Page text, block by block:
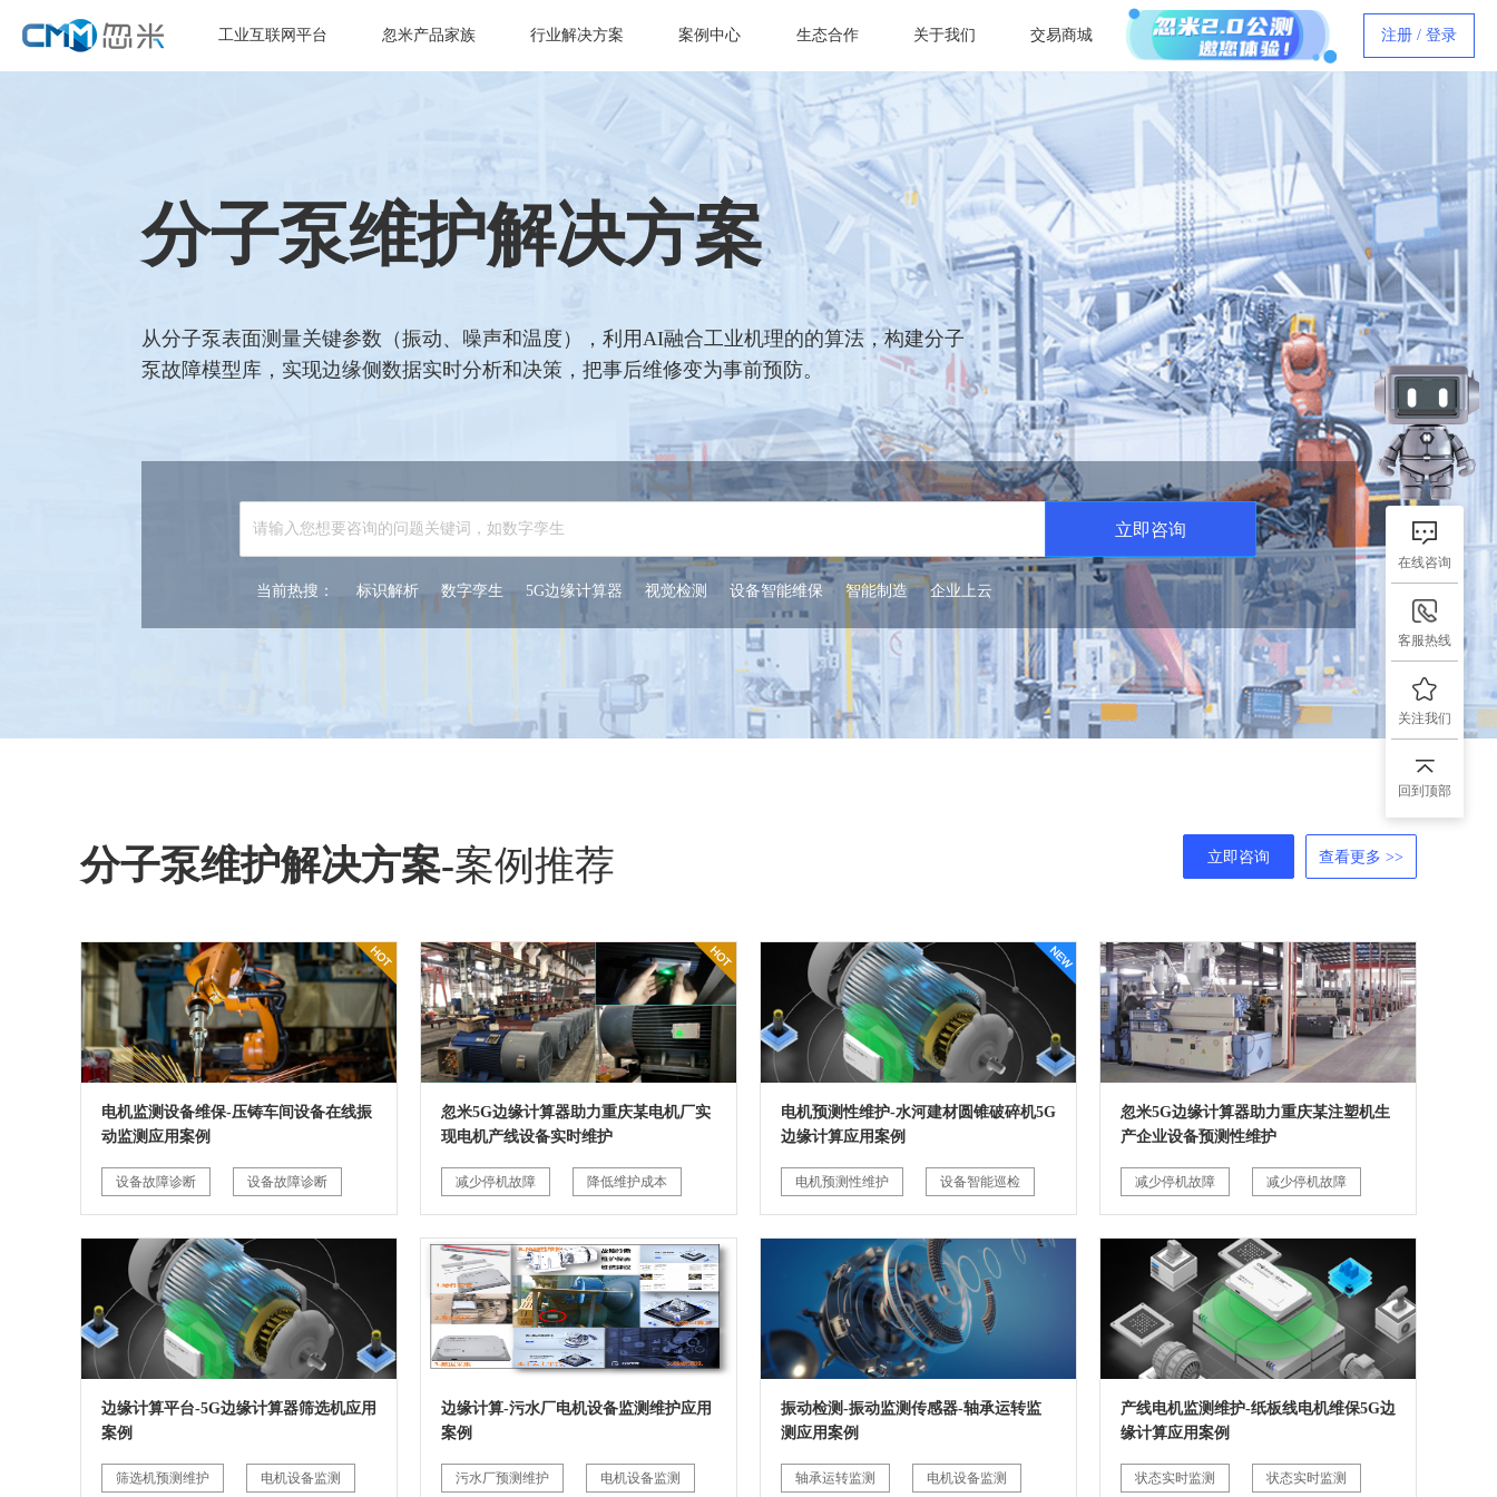
工业互联网平台 忽米产品家族 行业解决方案 案例中心 生态合作 关于我们 交易商城 注册 / 登录
分子泵维护解决方案
从分子泵表面测量关键参数（振动、噪声和温度），利用AI融合工业机理的的算法，构建分子
泵故障模型库，实现边缘侧数据实时分析和决策，把事后维修变为事前预防。
立即咨询
当前热搜： 标识解析 数字孪生 5G边缘计算器 视觉检测 设备智能维保 智能制造 企业上云
分子泵维护解决方案-案例推荐 立即咨询 查看更多 >>
电机监测设备维保-压铸车间设备在线振
动监测应用案例
设备故障诊断 设备故障诊断
忽米5G边缘计算器助力重庆某电机厂实
现电机产线设备实时维护
减少停机故障 降低维护成本
电机预测性维护-水河建材圆锥破碎机5G
边缘计算应用案例
电机预测性维护 设备智能巡检
忽米5G边缘计算器助力重庆某注塑机生
产企业设备预测性维护
减少停机故障 减少停机故障
边缘计算平台-5G边缘计算器筛选机应用
案例
筛选机预测维护 电机设备监测
边缘计算-污水厂电机设备监测维护应用
案例
污水厂预测维护 电机设备监测
振动检测-振动监测传感器-轴承运转监
测应用案例
轴承运转监测 电机设备监测
产线电机监测维护-纸板线电机维保5G边
缘计算应用案例
状态实时监测 状态实时监测
在线咨询
客服热线
关注我们
回到顶部